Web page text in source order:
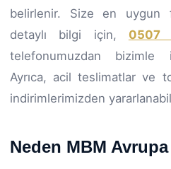
belirlenir. Size en uygun
detaylı bilgi için, 0507
telefonumuzdan bizimle
Ayrıca, acil teslimatlar ve
indirimlerimizden
Neden MBM